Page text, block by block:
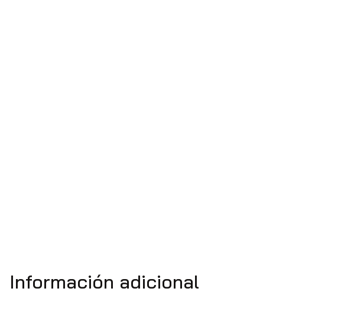
Información adicional